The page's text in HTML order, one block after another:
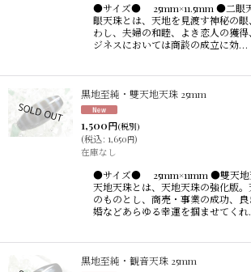
●サイズ● 25mm×11.5mm ●二眼
眼天珠とは、天地を見渡す神秘の眼
わし、夫婦の和睦、よき恋人の獲
ジネスにおいては商談の成立に効…
黒地至純・雙天地天珠 25mm
1,500円(税別)
(税込: 1,650円)
在庫なし
●サイズ● 25mm×11mm ●雙天地
天地天珠とは、天地天珠の強化版
のものとし、商売・事業の成功、
婚などあらゆる幸運を掴ませてく
黒地至純・観音天珠 25mm